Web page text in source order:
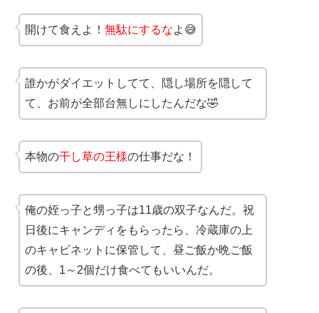
開けて食えよ！ 無駄にするなよ😅
誰かがダイエットしてて、隠し場所を隠して
て、お前が全部台無しにしたんだな🤣
本物の干し草の王様の仕事だな！
俺の姪っ子と甥っ子は11歳の双子なんだ。祝
日後にキャンディをもらったら、冷蔵庫の上
のキャビネットに保管して、昼ご飯か晩ご飯
の後、1～2個だけ食べてもいいんだ。